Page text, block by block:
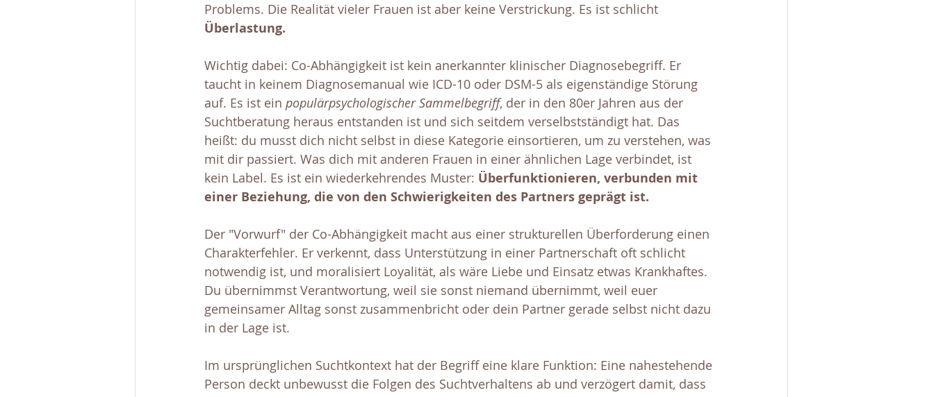
Problems. Die Realität vieler Frauen ist aber keine Verstrickung. Es ist schlicht
Überlastung.
Wichtig dabei: Co-Abhängigkeit ist kein anerkannter klinischer Diagnosebegriff. Er
taucht in keinem Diagnosemanual wie ICD-10 oder DSM-5 als eigenständige Störung
auf. Es ist ein populärpsychologischer Sammelbegriff, der in den 80er Jahren aus der
Suchtberatung heraus entstanden ist und sich seitdem verselbstständigt hat. Das
heißt: du musst dich nicht selbst in diese Kategorie einsortieren, um zu verstehen, was
mit dir passiert. Was dich mit anderen Frauen in einer ähnlichen Lage verbindet, ist
kein Label. Es ist ein wiederkehrendes Muster: Überfunktionieren, verbunden mit
einer Beziehung, die von den Schwierigkeiten des Partners geprägt ist.
Der "Vorwurf" der Co-Abhängigkeit macht aus einer strukturellen Überforderung einen
Charakterfehler. Er verkennt, dass Unterstützung in einer Partnerschaft oft schlicht
notwendig ist, und moralisiert Loyalität, als wäre Liebe und Einsatz etwas Krankhaftes.
Du übernimmst Verantwortung, weil sie sonst niemand übernimmt, weil euer
gemeinsamer Alltag sonst zusammenbricht oder dein Partner gerade selbst nicht dazu
in der Lage ist.
Im ursprünglichen Suchtkontext hat der Begriff eine klare Funktion: Eine nahestehende
Person deckt unbewusst die Folgen des Suchtverhaltens ab und verzögert damit, dass